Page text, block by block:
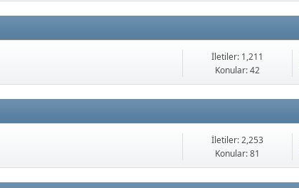
İletiler: 1,211
Konular: 42
İletiler: 2,253
Konular: 81